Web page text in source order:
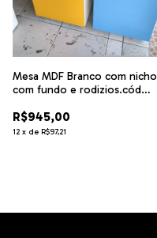
Mesa MDF Branco com nicho
com fundo e rodizios.cód
R$945,00
12 x de R$97,21